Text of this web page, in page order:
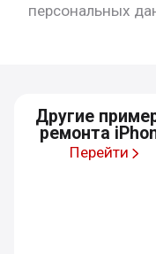
персональных
Другие
ремонта
Перейти